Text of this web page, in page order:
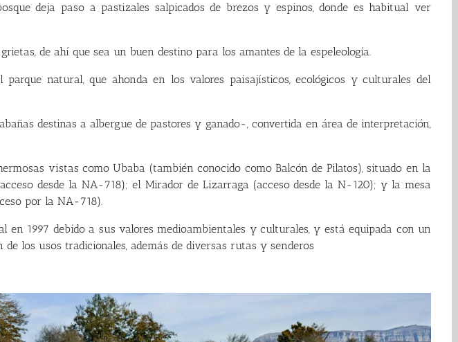
deja paso a pastizales salpicados de brezos y espinos, donde es habitual ver
de ahí que sea un buen destino para los amantes de la espeleología.
natural, que ahonda en los valores paisajísticos, ecológicos y culturales del
destinas a albergue de pastores y ganado-, convertida en área de interpretación,
vistas como Ubaba (también conocido como Balcón de Pilatos), situado en la
desde la NA-718); el Mirador de Lizarraga (acceso desde la N-120); y la mesa
por la NA-718).
en 1997 debido a sus valores medioambientales y culturales, y está equipada con un
los usos tradicionales, además de diversas rutas y senderos